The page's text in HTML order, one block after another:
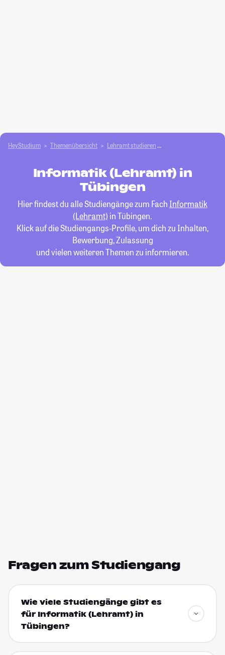
HeyStudium Themenübersicht Lehramt studieren
Informatik (Lehramt) in
Tübingen
Hier findest du alle Studiengänge zum Fach Informatik
(Lehramt) in Tübingen.
Klick auf die Studiengangs-Profile, um dich zu Inhalten,
Bewerbung, Zulassung
und vielen weiteren Themen zu informieren.
Fragen zum Studiengang
Wie viele Studiengänge gibt es
für Informatik (Lehramt) in
Tübingen?